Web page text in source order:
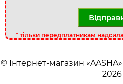
* тільки передплатникам
© Інтернет-магазин
2026